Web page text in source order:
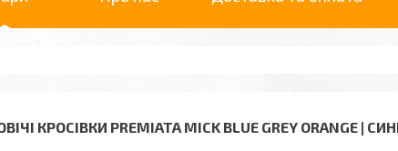
КРОСІВКИ PREMIATA MICK BLUE GREY ORANGE